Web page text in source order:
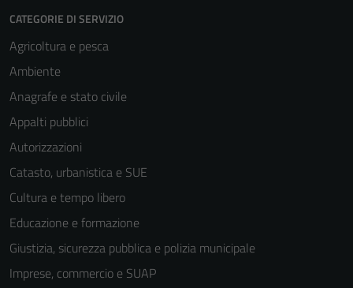
CATEGORIE DI SERVIZIO
Agricoltura e pesca
Ambiente
Anagrafe e stato civile
Appalti pubblici
Autorizzazioni
Catasto, urbanistica e SUE
Cultura e tempo libero
Educazione e formazione
Giustizia, sicurezza pubblica e polizia municipale
Imprese, commercio e SUAP